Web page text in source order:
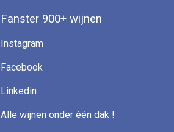
Fanster 900+ wijnen
Instagram
Facebook
Linkedin
Alle wijnen onder één dak !